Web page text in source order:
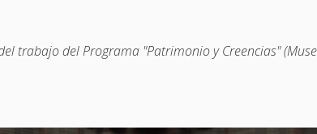
trabajo del Programa "Patrimonio y Creencias"